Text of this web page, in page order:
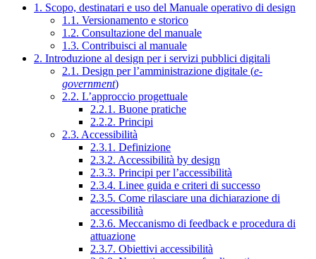
1. Scopo, destinatari e uso del Manuale operativo di design
1.1. Versionamento e storico
1.2. Consultazione del manuale
1.3. Contribuisci al manuale
2. Introduzione al design per i servizi pubblici digitali
2.1. Design per l’amministrazione digitale (e-
government)
2.2. L’approccio progettuale
2.2.1. Buone pratiche
2.2.2. Principi
2.3. Accessibilità
2.3.1. Definizione
2.3.2. Accessibilità by design
2.3.3. Principi per l’accessibilità
2.3.4. Linee guida e criteri di successo
2.3.5. Come rilasciare una dichiarazione di
accessibilità
2.3.6. Meccanismo di feedback e procedura di
attuazione
2.3.7. Obiettivi accessibilità